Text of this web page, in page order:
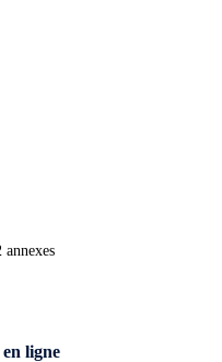
annexes
ligne